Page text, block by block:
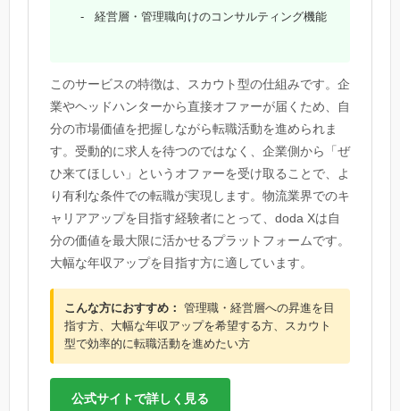
経営層・管理職向けのコンサルティング機能
このサービスの特徴は、スカウト型の仕組みです。企
業やヘッドハンターから直接オファーが届くため、自
分の市場価値を把握しながら転職活動を進められま
す。受動的に求人を待つのではなく、企業側から「ぜ
ひ来てほしい」というオファーを受け取ることで、よ
り有利な条件での転職が実現します。物流業界でのキ
ャリアアップを目指す経験者にとって、doda Xは自
分の価値を最大限に活かせるプラットフォームです。
大幅な年収アップを目指す方に適しています。
こんな方におすすめ： 管理職・経営層への昇進を目
指す方、大幅な年収アップを希望する方、スカウト
型で効率的に転職活動を進めたい方
公式サイトで詳しく見る